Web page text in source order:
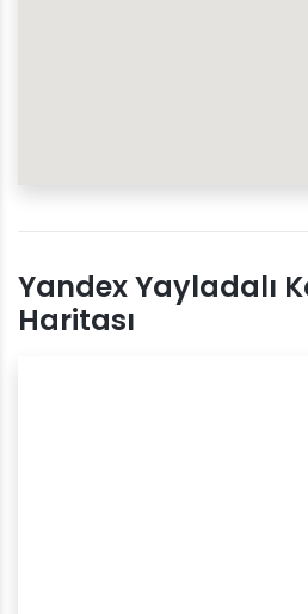
Yandex Yayladalı
Haritası